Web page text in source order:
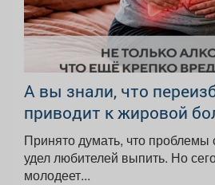
А вы знали, что
приводит к жировой
Принято думать, что проблемы
удел любителей выпить. Но
молодеет...